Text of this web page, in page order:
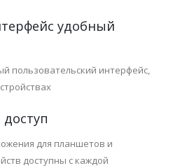
удобный
пользовательский интерфейс,
для планшетов и
доступны с каждой